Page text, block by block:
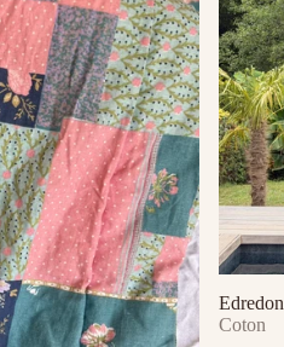
Edredon
Coton